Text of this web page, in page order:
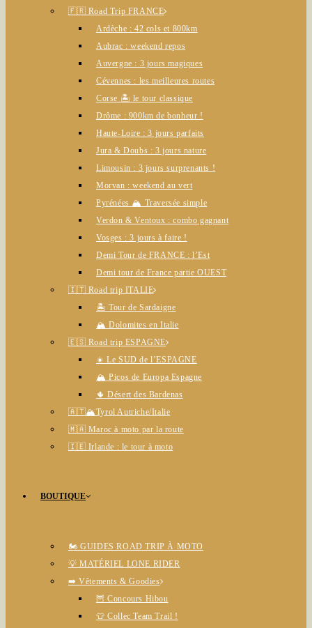
🇫🇷 Road Trip FRANCE
Ardèche : 42 cols et 800km
Aubrac : weekend repos
Auvergne : 3 jours magiques
Cévennes : les meilleures routes
Corse 🏝️ le tour classique
Drôme : 900km de bonheur !
Haute-Loire : 3 jours parfaits
Jura & Doubs : 3 jours nature
Limousin : 3 jours surprenants !
Morvan : weekend au vert
Pyrénées 🏔️ Traversée simple
Verdon & Ventoux : combo gagnant
Vosges : 3 jours à faire !
Demi Tour de FRANCE : l’Est
Demi tour de France partie OUEST
🇮🇹 Road trip ITALIE
🏝️ Tour de Sardaigne
🏔️ Dolomites en Italie
🇪🇸 Road trip ESPAGNE
☀️ Le SUD de l’ESPAGNE
🏔️ Picos de Europa Espagne
🌵 Désert des Bardenas
🇦🇹🏔️Tyrol Autriche/Italie
🇲🇦 Maroc à moto par la route
🇮🇪 Irlande : le tour à moto
BOUTIQUE
🏍️ GUIDES ROAD TRIP À MOTO
💡 MATÉRIEL LONE RIDER
➡️ Vêtements & Goodies
🦉 Concours Hibou
👕 Collec Team Trail !